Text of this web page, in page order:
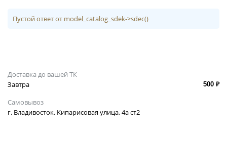
Пустой ответ от model_catalog_sdek->sdec()
Доставка до вашей ТК
Завтра
500 ₽
Самовывоз
г. Владивосток. Кипарисовая улица, 4а ст2